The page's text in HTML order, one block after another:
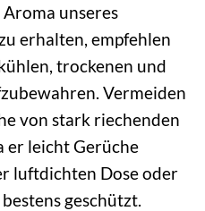
unseres
erhalten, empfehlen
trockenen und
Vermeiden
von stark riechenden
er leicht Gerüche
luftdichten Dose oder
geschützt.